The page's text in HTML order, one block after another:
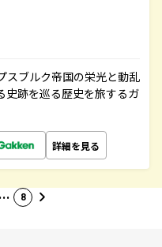
スブルク帝国の栄光と動乱
史跡を巡る歴史を旅するガ
詳細を見る
8